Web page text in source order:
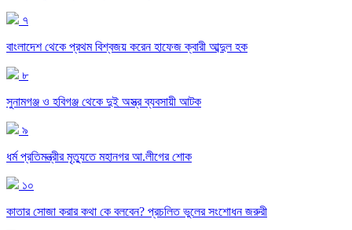
৭
বাংলাদেশ থেকে প্রথম বিশ্বজয় করেন হাফেজ ক্বারী আব্দুল হক
৮
সুনামগঞ্জ ও হবিগঞ্জ থেকে দুই অস্ত্র ব্যবসায়ী আটক
৯
ধর্ম প্রতিমন্ত্রীর মৃত্যুতে মহানগর আ.লীগের শোক
১০
কাতার সোজা করার কথা কে বলবেন? প্রচলিত ভুলের সংশোধন জরুরী